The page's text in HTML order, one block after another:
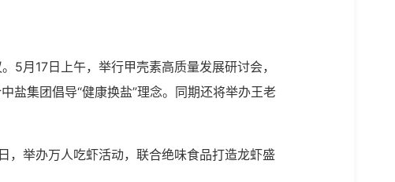
5月17日上午，举行甲壳素高质量发展研讨会，
盐集团倡导“健康换盐”理念。同期还将举办王老
，举办万人吃虾活动，联合绝味食品打造龙虾盛